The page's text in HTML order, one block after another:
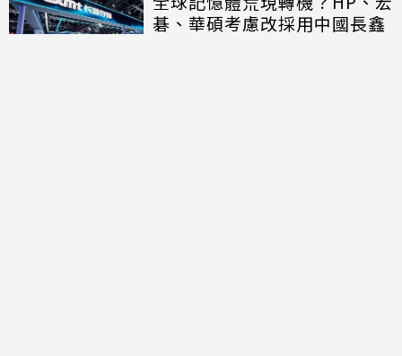
碁、華碩考慮改採用中國長鑫